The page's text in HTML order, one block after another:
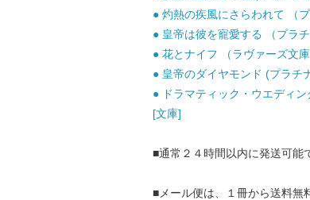
● 灼熱の疾風にさらわれて （
● 皇帝は彼を寵愛する （プラ
● 花とナイフ （ラヴァーズ文
● 皇帝のダイヤモンド (プラチ
● ドラマティック・ウエディ
[文庫]
■通常２４時間以内に発送可能
■メール便は、１冊から送料無